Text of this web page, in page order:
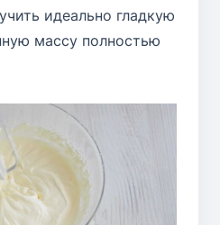
идеально гладкую
массу полностью